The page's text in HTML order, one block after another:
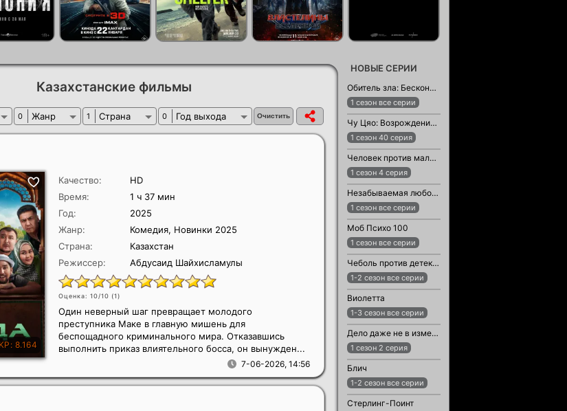
Казахстанские фильмы
0 Жанр 1 Страна 0 Год выхода
Качество:
HD
Время:
1 ч 37 мин
Год:
2025
Жанр:
Комедия, Новинки 2025
Страна:
Казахстан
Режиссер:
Абдусаид Шайхисламулы
Оценка: 10/10 (1)
7-06-2026, 14:56
Один неверный шаг превращает молодого
преступника Маке в главную мишень для
беспощадного криминального мира. Отказавшись
выполнить приказ влиятельного босса, он вынужден...
НОВЫЕ СЕРИИ
Обитель зла: Бесконечная тьма
1 сезон все серии
Чу Цяо: Возрождение из Ледяного озера
1 сезон 40 серия
Человек против малыша
1 сезон 4 серия
Незабываемая любовь / Возлюбленный незнакомец
1 сезон все серии
Моб Психо 100
1 сезон все серии
Чеболь против детектива
1-2 сезон все серии
Виолетта
1-3 сезон все серии
Дело даже не в измене
1 сезон 2 серия
Блич
1-2 сезон все серии
Стерлинг-Поинт